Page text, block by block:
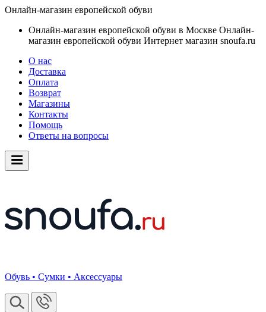
Онлайн-магазин европейской обуви
Онлайн-магазин европейской обуви в Москве Онлайн-
магазин европейской обуви Интернет магазин snoufa.ru
О нас
Доставка
Оплата
Возврат
Магазины
Контакты
Помощь
Ответы на вопросы
Обувь • Сумки • Аксессуары